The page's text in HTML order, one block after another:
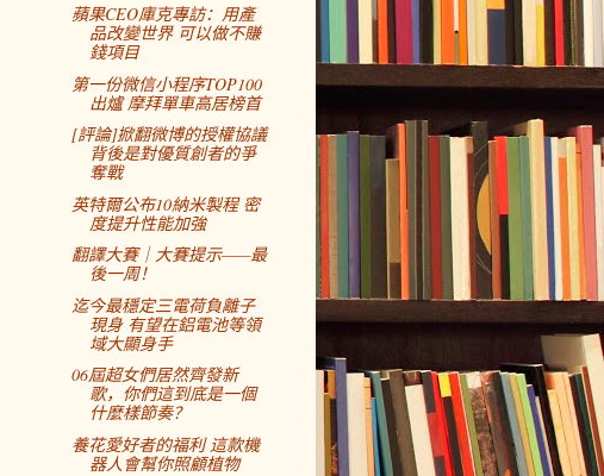
蘋果CEO庫克專訪：用產
品改變世界 可以做不賺
錢項目
第一份微信小程序TOP100
出爐 摩拜單車高居榜首
[評論]掀翻微博的授權協議
背後是對優質創者的爭
奪戰
英特爾公布10納米製程 密
度提升性能加強
翻譯大賽｜大賽提示——最
後一周！
迄今最穩定三電荷負離子
現身 有望在鋁電池等領
域大顯身手
06屆超女們居然齊發新
歌，你們這到底是一個
什麼樣節奏？
養花愛好者的福利 這款機
器人會幫你照顧植物